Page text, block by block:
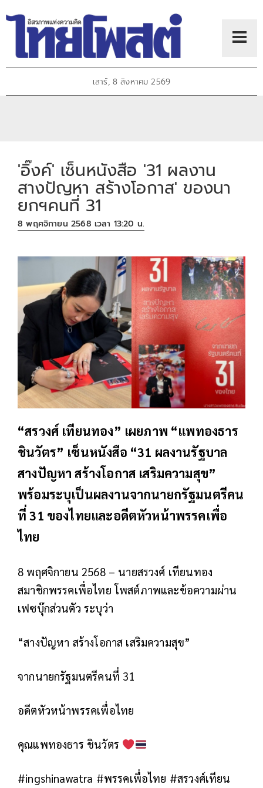
เสาร์, 8 สิงหาคม 2569
'อิ๊งค์' เซ็นหนังสือ '31 ผลงาน
สางปัญหา สร้างโอกาส' ของนา
ยกฯคนที่ 31
8 พฤศจิกายน 2568 เวลา 13:20 น.
“สรวงศ์ เทียนทอง” เผยภาพ “แพทองธาร
ชินวัตร” เซ็นหนังสือ “31 ผลงานรัฐบาล
สางปัญหา สร้างโอกาส เสริมความสุข”
พร้อมระบุเป็นผลงานจากนายกรัฐมนตรีคน
ที่ 31 ของไทยและอดีตหัวหน้าพรรคเพื่อ
ไทย
8 พฤศจิกายน 2568 – นายสรวงศ์ เทียนทอง
สมาชิกพรรคเพื่อไทย โพสต์ภาพและข้อความผ่าน
เฟซบุ๊กส่วนตัว ระบุว่า
“สางปัญหา สร้างโอกาส เสริมความสุข”
จากนายกรัฐมนตรีคนที่ 31
อดีตหัวหน้าพรรคเพื่อไทย
คุณแพทองธาร ชินวัตร
#ingshinawatra #พรรคเพื่อไทย #สรวงศ์เทียน